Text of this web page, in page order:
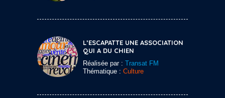
L’ESCAPATTE UNE ASSOCIATION
QUI A DU CHIEN
Réalisée par : Transat FM
Thématique : Culture